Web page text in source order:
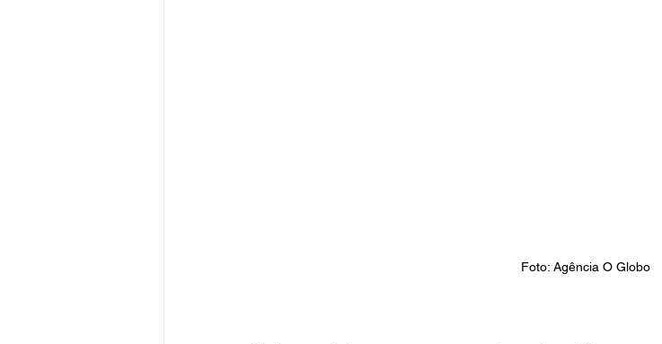
Foto: Agência O Globo